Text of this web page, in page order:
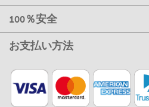
100％安全
お支払い方法